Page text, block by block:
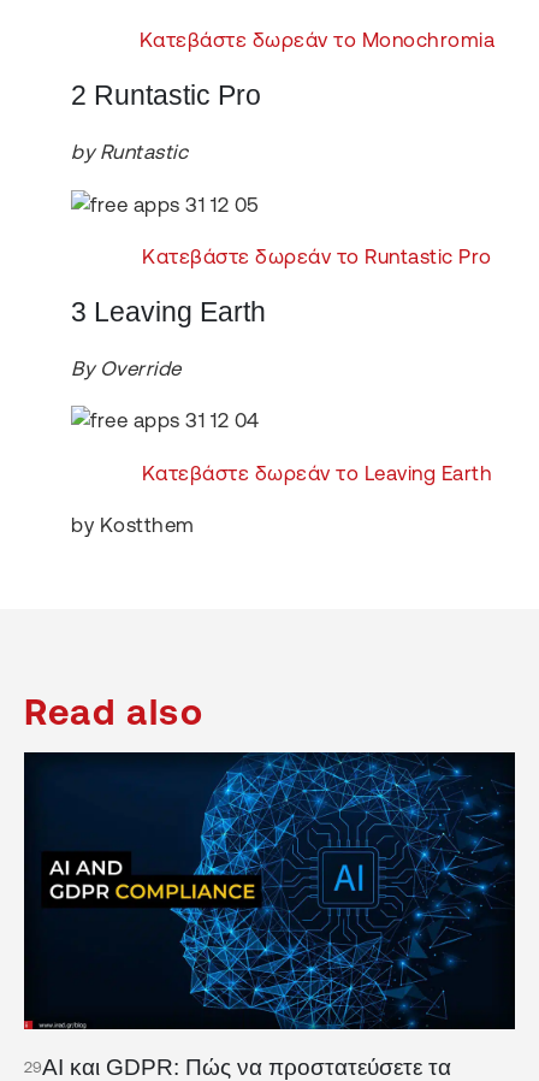
Κατεβάστε δωρεάν το Monochromia
2 Runtastic Pro
by Runtastic
Κατεβάστε δωρεάν το Runtastic Pro
3 Leaving Earth
By Override
Κατεβάστε δωρεάν το Leaving Earth
by Kostthem
Read also
29AI και GDPR: Πώς να προστατεύσετε τα